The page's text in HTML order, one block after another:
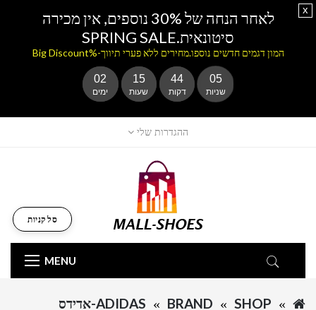
ההגדרות שלי
MENU
סל קניות
SHOP
BRAND
ADIDAS-אדידס
לאחר הנחה של 30% נוספים, אין מכירה
סיטונאית.SPRING SALE
המון דגמים חדשים נוספו.מחירים ללא פערי תיווך-%Big Discount
02
ימים
15
שעות
44
דקות
05
שניות
x